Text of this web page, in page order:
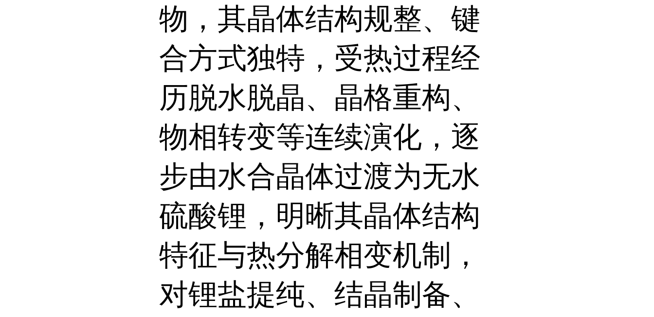
物，其晶体结构规整、键
合方式独特，受热过程经
历脱水脱晶、晶格重构、
物相转变等连续演化，逐
步由水合晶体过渡为无水
硫酸锂，明晰其晶体结构
特征与热分解相变机制，
对锂盐提纯、结晶制备、